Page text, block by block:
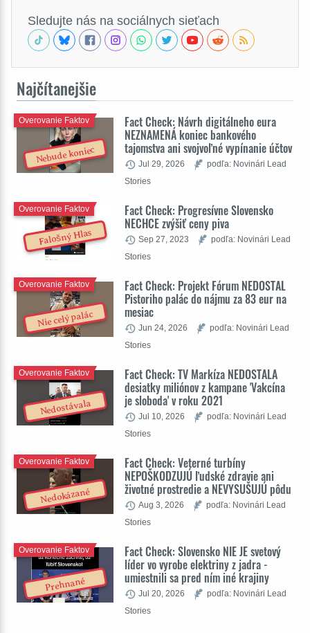
Sledujte nás na sociálnych sieťach
Najčítanejšie
Nebude koniec
Fact Check: Návrh digitálneho eura
NEZNAMENÁ koniec bankového
tajomstva ani svojvoľné vypínanie účtov
Overovanie Faktov
Jul 29, 2026
podľa: Novinári Lead
Stories
Falošný Hlas
Fact Check: Progresívne Slovensko
NECHCE zvýšiť ceny piva
Overovanie Faktov
Sep 27, 2023
podľa: Novinári Lead
Stories
Nie celý palác
Fact Check: Projekt Fórum NEDOSTAL
Pistoriho palác do nájmu za 83 eur na
mesiac
Overovanie Faktov
Jun 24, 2026
podľa: Novinári Lead
Stories
Nedostávala
Fact Check: TV Markíza NEDOSTALA
desiatky miliónov z kampane 'Vakcína
je sloboda' v roku 2021
Overovanie Faktov
Jul 10, 2026
podľa: Novinári Lead
Stories
Nedokázané
Fact Check: Veterné turbíny
NEPOŠKODZUJÚ ľudské zdravie ani
životné prostredie a NEVYSUŠUJÚ pôdu
Overovanie Faktov
Aug 3, 2026
podľa: Novinári Lead
Stories
Prehnané
Fact Check: Slovensko NIE JE svetový
líder vo vyrobe elektriny z jadra -
umiestnili sa pred ním iné krajiny
Overovanie Faktov
Jul 20, 2026
podľa: Novinári Lead
Stories